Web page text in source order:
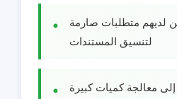
لديهم متطلبات صارمة
لتنسيق المستندات
معالجة كميات كبيرة